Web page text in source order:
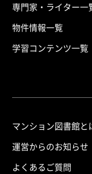
専門家・ライター一
物件情報一覧
学習コンテンツ一覧
マンション図書館と
運営からのお知らせ
よくあるご質問